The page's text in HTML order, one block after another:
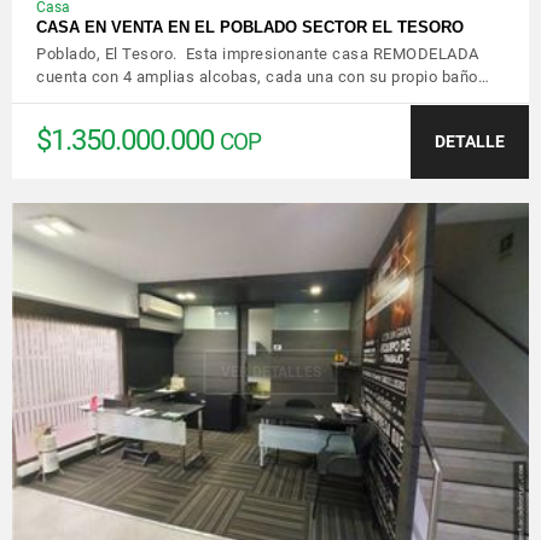
Casa
CASA EN VENTA EN EL POBLADO SECTOR EL TESORO
Poblado, El Tesoro. Esta impresionante casa REMODELADA
cuenta con 4 amplias alcobas, cada una con su propio baño…
$1.350.000.000 COP DETALLE
VER DETALLES